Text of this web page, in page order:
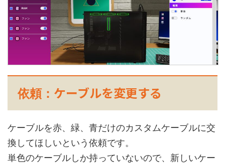
依頼： ケーブルを変更する
ケーブルを赤、緑、青だけのカスタムケーブルに交
換してほしいという依頼です。
単色のケーブルしか持っていないので、新しいケー